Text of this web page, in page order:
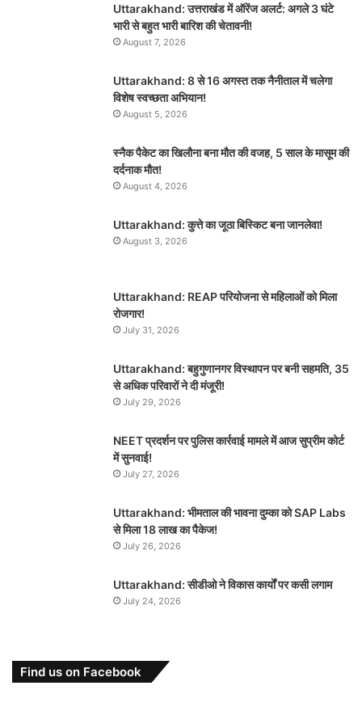
Uttarakhand: उत्तराखंड में ऑरेंज अलर्ट: अगले 3 घंटे
भारी से बहुत भारी बारिश की चेतावनी!
August 7, 2026
Uttarakhand: 8 से 16 अगस्त तक नैनीताल में चलेगा
विशेष स्वच्छता अभियान!
August 5, 2026
स्नैक पैकेट का खिलौना बना मौत की वजह, 5 साल के मासूम की
दर्दनाक मौत!
August 4, 2026
Uttarakhand: कुत्ते का जूठा बिस्किट बना जानलेवा!
August 3, 2026
Uttarakhand: REAP परियोजना से महिलाओं को मिला
रोजगार!
July 31, 2026
Uttarakhand: बहुगुणानगर विस्थापन पर बनी सहमति, 35
से अधिक परिवारों ने दी मंजूरी!
July 29, 2026
NEET प्रदर्शन पर पुलिस कार्रवाई मामले में आज सुप्रीम कोर्ट
में सुनवाई!
July 27, 2026
Uttarakhand: भीमताल की भावना दुम्का को SAP Labs
से मिला 18 लाख का पैकेज!
July 26, 2026
Uttarakhand: सीडीओ ने विकास कार्यों पर कसी लगाम
July 24, 2026
Find us on Facebook